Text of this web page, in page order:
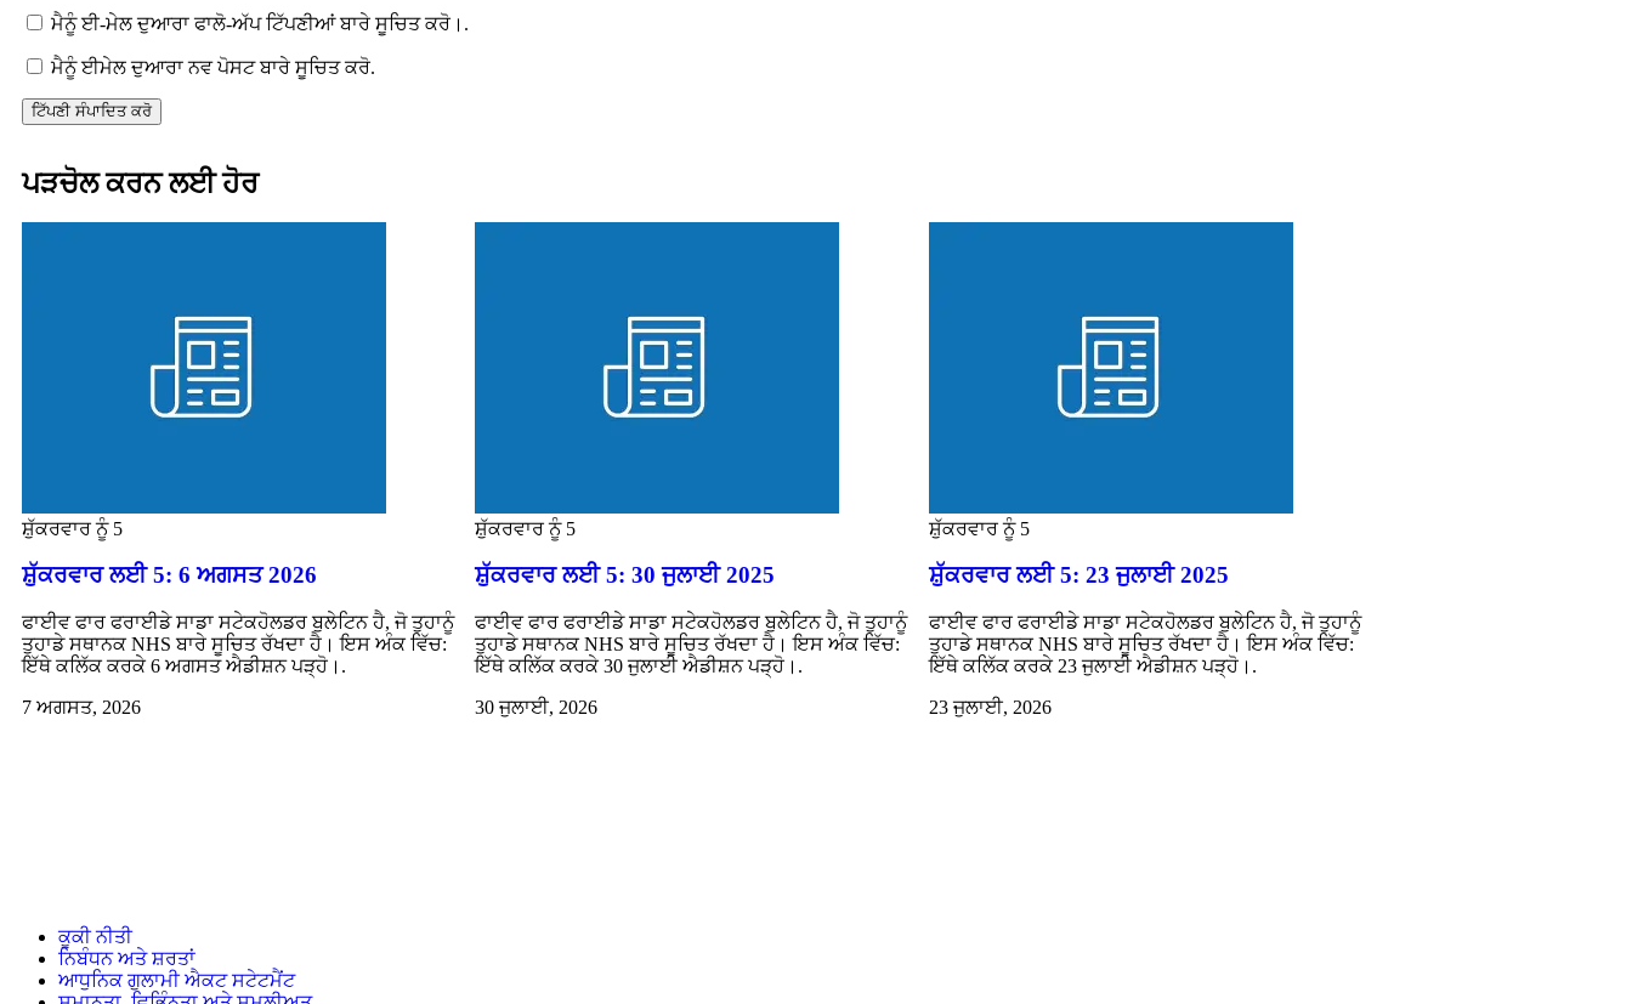
ਮੈਨੂੰ ਈ-ਮੇਲ ਦੁਆਰਾ ਫਾਲੋ-ਅੱਪ ਟਿੱਪਣੀਆਂ ਬਾਰੇ ਸੂਚਿਤ ਕਰੋ।.
ਮੈਨੂੰ ਈਮੇਲ ਦੁਆਰਾ ਨਵ ਪੋਸਟ ਬਾਰੇ ਸੂਚਿਤ ਕਰੋ.
ਪੜਚੋਲ ਕਰਨ ਲਈ ਹੋਰ
ਸ਼ੁੱਕਰਵਾਰ ਨੂੰ 5
ਸ਼ੁੱਕਰਵਾਰ ਲਈ 5: 6 ਅਗਸਤ 2026
ਫਾਈਵ ਫਾਰ ਫਰਾਈਡੇ ਸਾਡਾ ਸਟੇਕਹੋਲਡਰ ਬੁਲੇਟਿਨ ਹੈ, ਜੋ ਤੁਹਾਨੂੰ
ਤੁਹਾਡੇ ਸਥਾਨਕ NHS ਬਾਰੇ ਸੂਚਿਤ ਰੱਖਦਾ ਹੈ। ਇਸ ਅੰਕ ਵਿੱਚ:
ਇੱਥੇ ਕਲਿੱਕ ਕਰਕੇ 6 ਅਗਸਤ ਐਡੀਸ਼ਨ ਪੜ੍ਹੋ।.
7 ਅਗਸਤ, 2026
ਸ਼ੁੱਕਰਵਾਰ ਨੂੰ 5
ਸ਼ੁੱਕਰਵਾਰ ਲਈ 5: 30 ਜੁਲਾਈ 2025
ਫਾਈਵ ਫਾਰ ਫਰਾਈਡੇ ਸਾਡਾ ਸਟੇਕਹੋਲਡਰ ਬੁਲੇਟਿਨ ਹੈ, ਜੋ ਤੁਹਾਨੂੰ
ਤੁਹਾਡੇ ਸਥਾਨਕ NHS ਬਾਰੇ ਸੂਚਿਤ ਰੱਖਦਾ ਹੈ। ਇਸ ਅੰਕ ਵਿੱਚ:
ਇੱਥੇ ਕਲਿੱਕ ਕਰਕੇ 30 ਜੁਲਾਈ ਐਡੀਸ਼ਨ ਪੜ੍ਹੋ।.
30 ਜੁਲਾਈ, 2026
ਸ਼ੁੱਕਰਵਾਰ ਨੂੰ 5
ਸ਼ੁੱਕਰਵਾਰ ਲਈ 5: 23 ਜੁਲਾਈ 2025
ਫਾਈਵ ਫਾਰ ਫਰਾਈਡੇ ਸਾਡਾ ਸਟੇਕਹੋਲਡਰ ਬੁਲੇਟਿਨ ਹੈ, ਜੋ ਤੁਹਾਨੂੰ
ਤੁਹਾਡੇ ਸਥਾਨਕ NHS ਬਾਰੇ ਸੂਚਿਤ ਰੱਖਦਾ ਹੈ। ਇਸ ਅੰਕ ਵਿੱਚ:
ਇੱਥੇ ਕਲਿੱਕ ਕਰਕੇ 23 ਜੁਲਾਈ ਐਡੀਸ਼ਨ ਪੜ੍ਹੋ।.
23 ਜੁਲਾਈ, 2026
ਕੂਕੀ ਨੀਤੀ
ਨਿਬੰਧਨ ਅਤੇ ਸ਼ਰਤਾਂ
ਆਧੁਨਿਕ ਗੁਲਾਮੀ ਐਕਟ ਸਟੇਟਮੈਂਟ